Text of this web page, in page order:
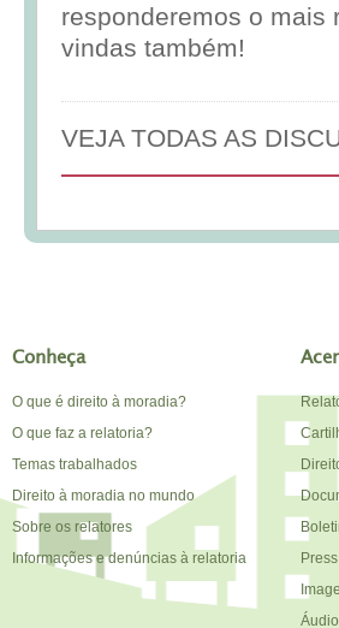
responderemos o
vindas também!
VEJA TODAS AS
Conheça
O que é direito à moradia?
O que faz a relatoria?
Temas trabalhados
Direito à moradia no mundo
Sobre os relatores
Informações e denúncias à relatoria